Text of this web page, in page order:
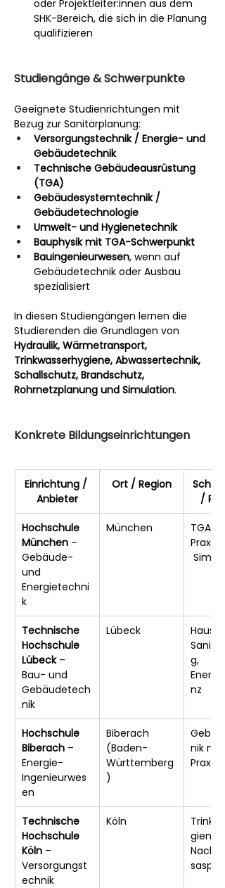
oder Projektleiter:innen aus dem
SHK-Bereich, die sich in die Planung
qualifizieren
Studiengänge & Schwerpunkte
Geeignete Studienrichtungen mit
Bezug zur Sanitärplanung:
Versorgungstechnik / Energie- und
Gebäudetechnik
Technische Gebäudeausrüstung
(TGA)
Gebäudesystemtechnik /
Gebäudetechnologie
Umwelt- und Hygienetechnik
Bauphysik mit TGA-Schwerpunkt
Bauingenieurwesen, wenn auf
Gebäudetechnik oder Ausbau
spezialisiert
In diesen Studiengängen lernen die
Studierenden die Grundlagen von
Hydraulik, Wärmetransport,
Trinkwasserhygiene, Abwassertechnik,
Schallschutz, Brandschutz,
Rohrnetzplanung und Simulation.
Konkrete Bildungseinrichtungen
Einrichtung /
Anbieter
Ort / Region
/
Hochschule
München –
Gebäude-
und
Energietechni
k
München
TGA-
Technische
Hochschule
Lübeck –
Bau- und
Gebäudetech
nik
Lübeck
g,
nz
Hochschule
Biberach –
Energie-
Ingenieurwes
en
Biberach
(Baden-
Württemberg
)
nik mit
Technische
Hochschule
Köln –
Versorgungst
echnik
Köln
giene,